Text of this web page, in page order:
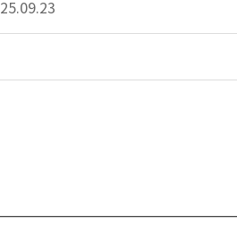
25.09.23